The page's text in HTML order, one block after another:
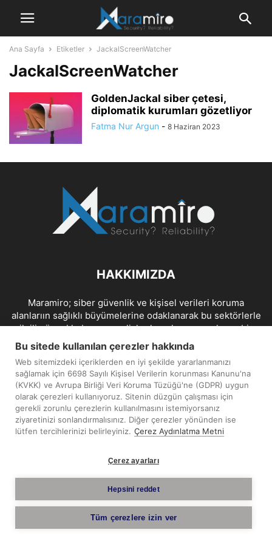
Ana Sayfa Etiketler JackalScreenWatcher
JackalScreenWatcher
GoldenJackal siber çetesi,
diplomatik kurumları gözetliyor
Fatma Nur Argun - 8 Haziran 2023
HAKKIMIZDA
Maramiro; siber güvenlik ve kişisel verileri koruma
alanlarıın sağlıklı büyümelerine odaklanarak bu sektörlerle
ilgili güncel haber ve analizler hazırlayıp yayınlayan bir
haber sitesidir.
İletişim:maramiro@sentezmedya.com.tr
BIZI TAKIP EDIN
Telif Hakkı © 2019 - 2026 Sentez Medya Limited. Tüm hakları
saklıdır.
Bu sitede kullanılan çerezler hakkında
Web sitemizdeki içeriklerden en iyi şekilde yararlanmanızı
sağlamak için 6698 Sayılı Kişisel Verilerin korunması Kanunu'na
(KVKK) ve Avrupa Birliği Veri Koruma Tüzüğü'ne (GDPR) uygun
olarak çerezleri kullanıyoruz. Sitenin düzgün çalışması için
gerekli zorunlu çerezlerin kullanılmasını istemiyorsanız
ziyaretinizi sonlandırmalısınız. Diğer çerezler yönünden ise
lütfen tercihlerinizi belirleyiniz. Çerez Aydınlatma Metni
Çerez ayarları
Hepsini reddet
Tüm çerezlere izin ver